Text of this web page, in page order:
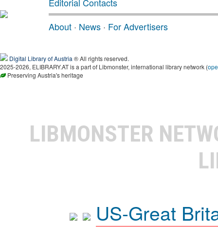
Editorial Contacts
About · News · For Advertisers
Digital Library of Austria ® All rights reserved.
2025-2026, ELIBRARY.AT is a part of Libmonster, international library network (
Preserving Austria's heritage
LIBMONSTER
US-Great